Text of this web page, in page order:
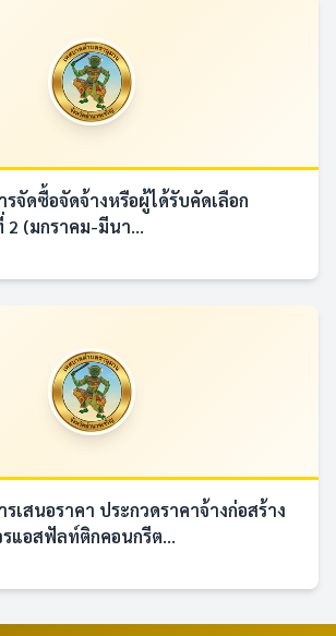
จัดซื้อจัดจ้างหรือผู้ได้รับคัดเลือก
2 (มกราคม-มีนา...
เสนอราคา ประกวดราคาจ้างก่อสร้าง
แอสฟัลท์ติกคอนกรีต...